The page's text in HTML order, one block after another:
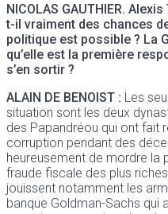
NICOLAS GAUTHIER. Alexis
t-il vraiment des chances
politique est possible ? La
qu’elle est la première
s’en sortir ?
ALAIN DE BENOIST : Les
situation sont les deux
des Papandréou qui ont fait
corruption pendant des
heureusement de mordre la
fraude fiscale des plus
jouissent notamment les
banque Goldman-Sachs qui